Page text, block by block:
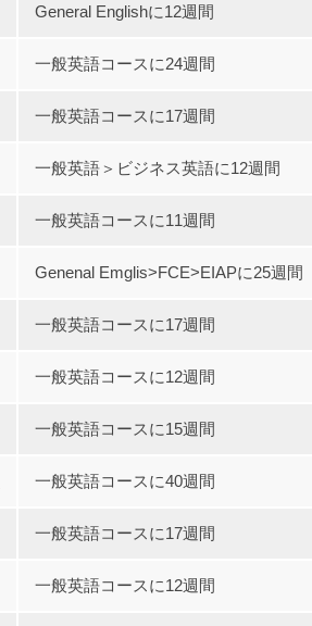
General Englishに12週間
一般英語コースに24週間
一般英語コースに17週間
一般英語＞ビジネス英語に12週間
一般英語コースに11週間
Genenal Emglis>FCE>EIAPに25週間
一般英語コースに17週間
一般英語コースに12週間
一般英語コースに15週間
一般英語コースに40週間
一般英語コースに17週間
一般英語コースに12週間